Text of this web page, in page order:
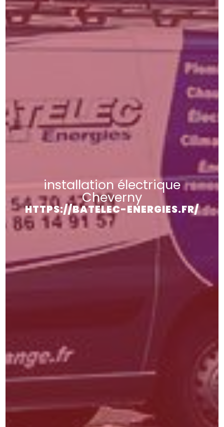
installation électrique
Cheverny
HTTPS://BATELEC-ENERGIES.FR/